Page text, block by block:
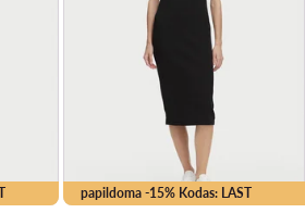
papildoma -15% Kodas: LAST